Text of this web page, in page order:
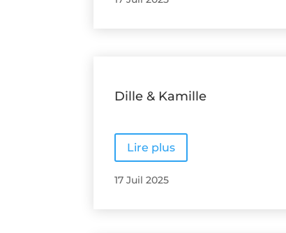
Dille & Kamille
Lire plus
17 Juil 2025